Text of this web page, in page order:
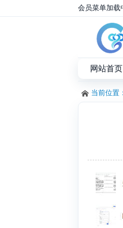
会员菜单加载
网站首页
当前位置：